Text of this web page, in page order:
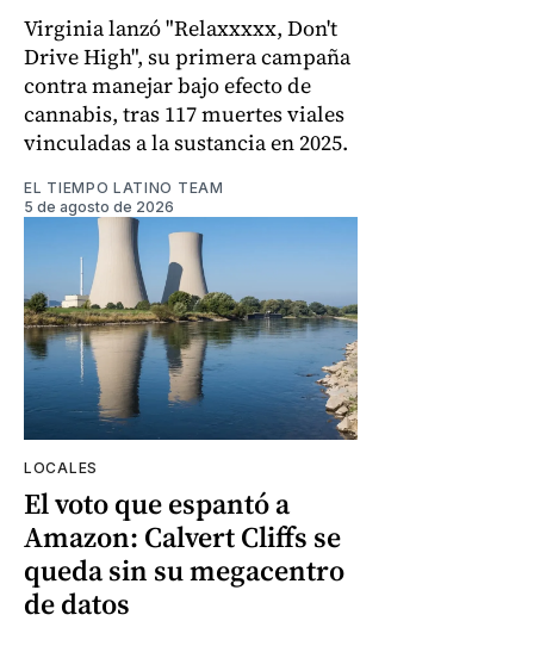
Virginia lanzó "Relaxxxxx, Don't
Drive High", su primera campaña
contra manejar bajo efecto de
cannabis, tras 117 muertes viales
vinculadas a la sustancia en 2025.
EL TIEMPO LATINO TEAM
5 de agosto de 2026
LOCALES
El voto que espantó a
Amazon: Calvert Cliffs se
queda sin su megacentro
de datos